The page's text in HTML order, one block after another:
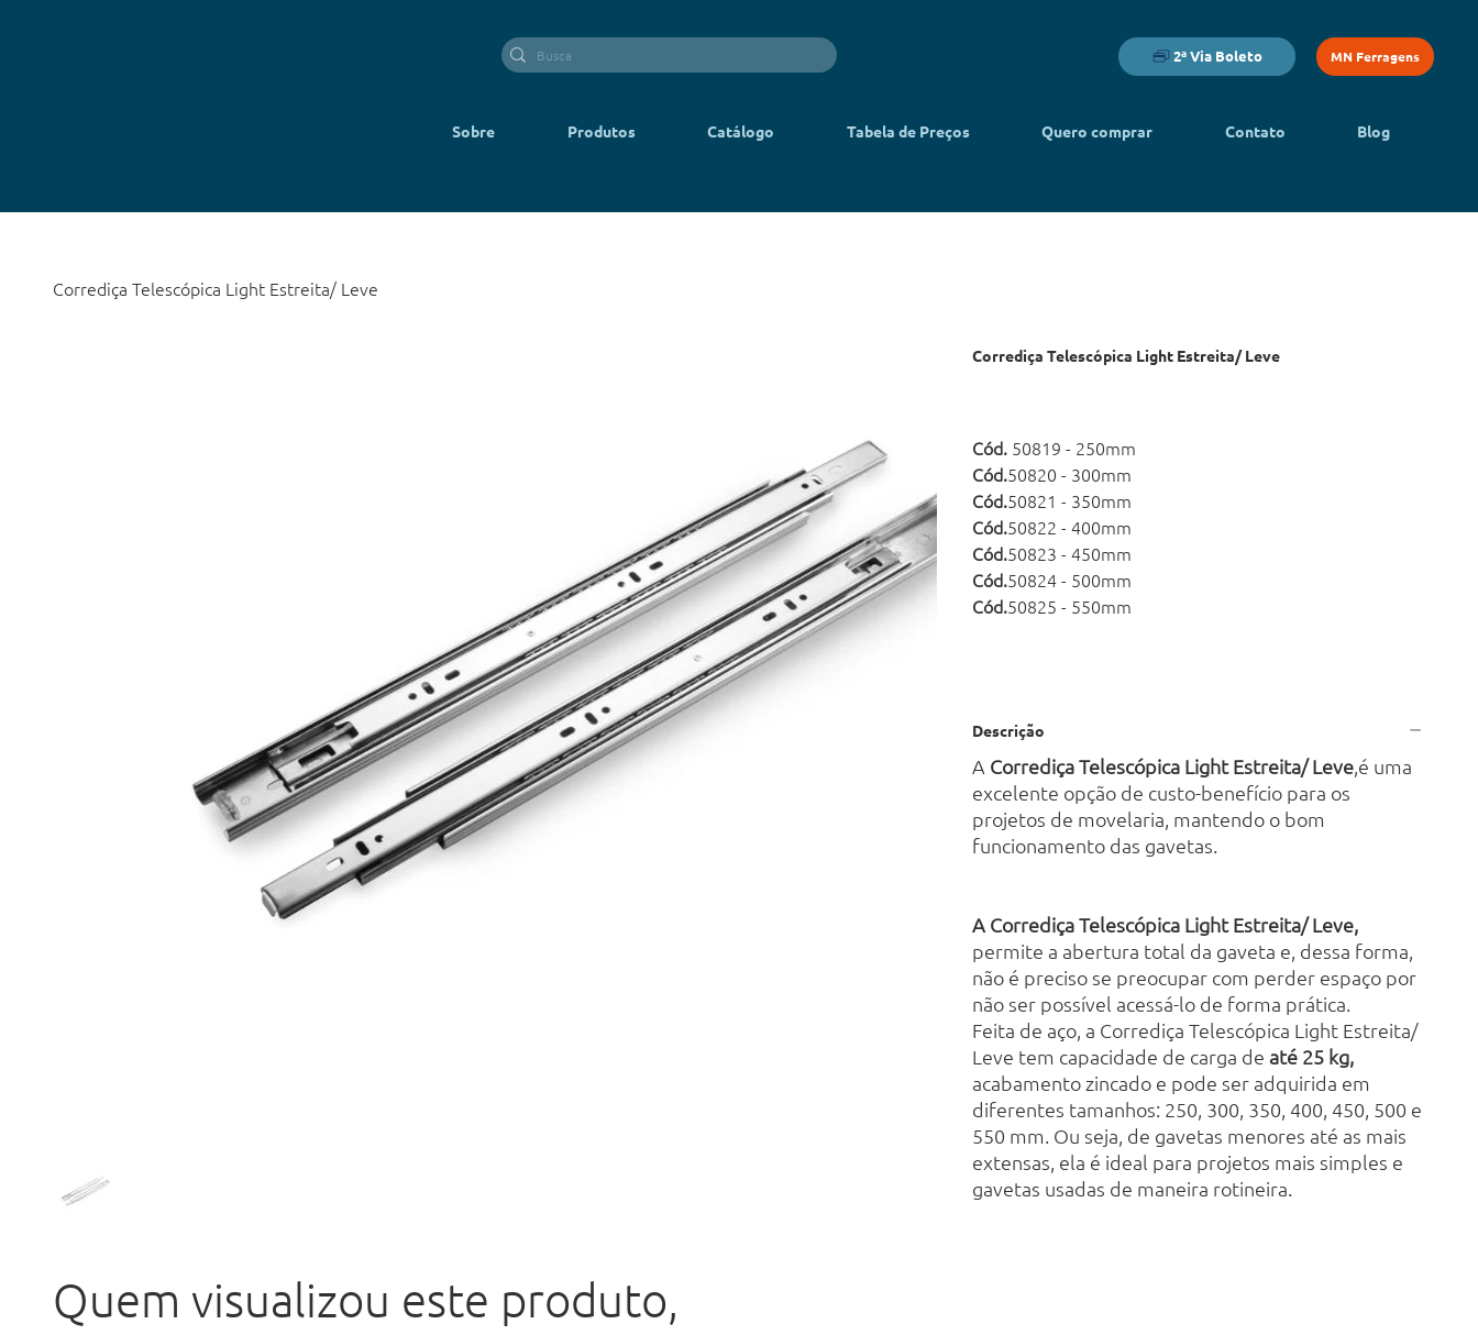
2ª Via Boleto MN Ferragens
Sobre Produtos Catálogo Tabela de Preços Quero comprar Contato Blog
Corrediça Telescópica Light Estreita/ Leve
Corrediça Telescópica Light Estreita/ Leve
Cód. 50819 - 250mm
Cód.50820 - 300mm
Cód.50821 - 350mm
Cód.50822 - 400mm
Cód.50823 - 450mm
Cód.50824 - 500mm
Cód.50825 - 550mm
Descrição
A Corrediça Telescópica Light Estreita/ Leve,é uma
excelente opção de custo-benefício para os
projetos de movelaria, mantendo o bom
funcionamento das gavetas.
A Corrediça Telescópica Light Estreita/ Leve,
permite a abertura total da gaveta e, dessa forma,
não é preciso se preocupar com perder espaço por
não ser possível acessá-lo de forma prática.
Feita de aço, a Corrediça Telescópica Light Estreita/
Leve tem capacidade de carga de até 25 kg,
acabamento zincado e pode ser adquirida em
diferentes tamanhos: 250, 300, 350, 400, 450, 500 e
550 mm. Ou seja, de gavetas menores até as mais
extensas, ela é ideal para projetos mais simples e
gavetas usadas de maneira rotineira.
Quem visualizou este produto,